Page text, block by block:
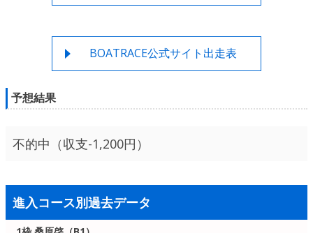
BOATRACE公式サイト出走表
予想結果
不的中（収支-1,200円）
進入コース別過去データ